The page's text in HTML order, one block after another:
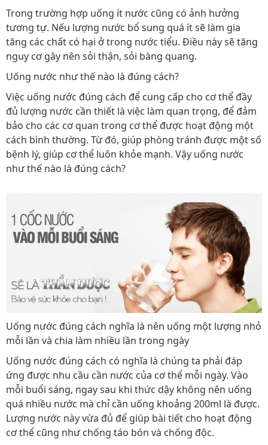
Trong trường hợp uống ít nước cũng có ảnh hưởng
tương tự. Nếu lượng nước bổ sung quá ít sẽ làm gia
tăng các chất có hại ở trong nước tiểu. Điều này sẽ tăng
nguy cơ gây nên sỏi thận, sỏi bàng quang.
Uống nước như thế nào là đúng cách?
Việc uống nước đúng cách để cung cấp cho cơ thể đầy
đủ lượng nước cần thiết là việc làm quan trọng, để đảm
bảo cho các cơ quan trong cơ thể được hoạt động một
cách bình thường. Từ đó, giúp phòng tránh được một số
bệnh lý, giúp cơ thể luôn khỏe mạnh. Vậy uống nước
như thế nào là đúng cách?
Uống nước đúng cách nghĩa là nên uống một lượng nhỏ
mỗi lần và chia làm nhiều lần trong ngày
Uống nước đúng cách có nghĩa là chúng ta phải đáp
ứng được nhu cầu cần nước của cơ thể mỗi ngày. Vào
mỗi buổi sáng, ngay sau khi thức dậy không nên uống
quá nhiều nước mà chỉ cần uống khoảng 200ml là được.
Lượng nước này vừa đủ để giúp bài tiết cho hoạt động
cơ thể cũng như chống táo bón và chống độc.